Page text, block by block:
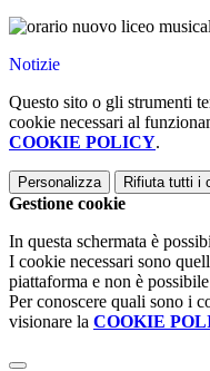
Notizie
Questo sito o gli strumenti
cookie necessari al
COOKIE POLICY.
Personalizza Rifiuta tutti i
Gestione cookie
In questa schermata è
I cookie necessari sono
piattaforma e non è
Per conoscere quali sono i
visionare la COOKIE